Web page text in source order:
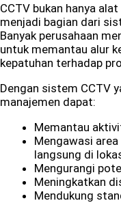
CCTV bukan hanya
menjadi bagian dari
Banyak perusahaan
untuk memantau alur
kepatuhan terhadap
Dengan sistem CCTV
manajemen dapat:
Memantau
Mengawasi
langsung di
Mengurangi
Meningkatkan
Mendukung